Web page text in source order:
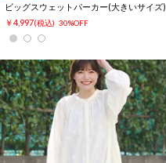
ビッグスウェットパーカー(大きいサイズ)
￥4,997(税込) 30%OFF